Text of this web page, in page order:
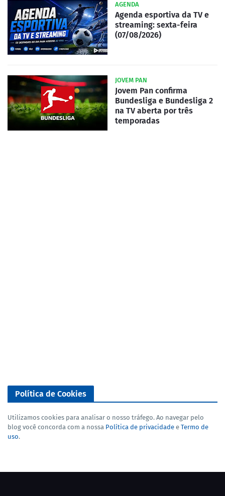
AGENDA
Agenda esportiva da TV e
streaming: sexta-feira
(07/08/2026)
JOVEM PAN
Jovem Pan confirma
Bundesliga e Bundesliga 2
na TV aberta por três
temporadas
Política de Cookies
Utilizamos cookies para analisar o nosso tráfego. Ao navegar pelo
blog você concorda com a nossa Política de privacidade e Termo de
uso.